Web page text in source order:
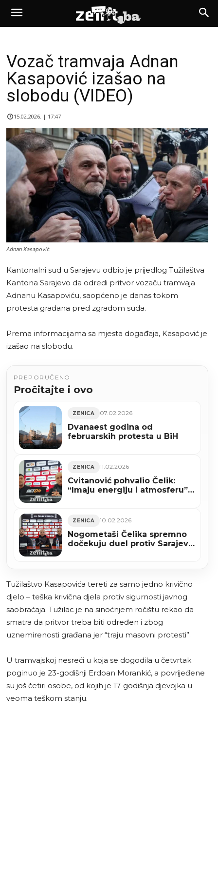
Vozač tramvaja Adnan
Kasapović izašao na
slobodu (VIDEO)
15.02.2026. | 17:47
Adnan Kasapović
Kantonalni sud u Sarajevu odbio je prijedlog Tužilaštva
Kantona Sarajevo da odredi pritvor vozaču tramvaja
Adnanu Kasapoviću, saopćeno je danas tokom
protesta građana pred zgradom suda.
Prema informacijama sa mjesta događaja, Kasapović je
izašao na slobodu.
PREPORUČENO
Pročitajte i ovo
ZENICA 07.02.2026
Dvanaest godina od
februarskih protesta u BiH
ZENICA 11.02.2026
Cvitanović pohvalio Čelik:
“Imaju energiju i atmosferu”
ZENICA 10.02.2026
Nogometaši Čelika spremno
dočekuju duel protiv Sarajeva
Tužilaštvo Kasapovića tereti za samo jedno krivično
djelo – teška krivična djela protiv sigurnosti javnog
saobraćaja. Tužilac je na sinoćnjem ročištu rekao da
smatra da pritvor treba biti određen i zbog
uznemirenosti građana jer “traju masovni protesti”.
U tramvajskoj nesreći u koja se dogodila u četvrtak
poginuo je 23-godišnji Erdoan Morankić, a povrijeđene
su još četiri osobe, od kojih je 17-godišnja djevojka u
veoma teškom stanju.